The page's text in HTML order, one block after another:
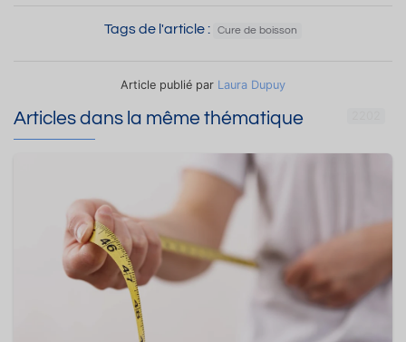
Tags de l'article : Cure de boisson
Article publié par Laura Dupuy
Articles dans la même thématique